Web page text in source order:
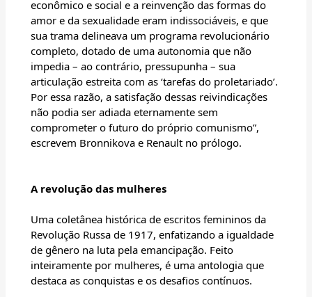
econômico e social e a reinvenção das formas do
amor e da sexualidade eram indissociáveis, e que
sua trama delineava um programa revolucionário
completo, dotado de uma autonomia que não
impedia – ao contrário, pressupunha – sua
articulação estreita com as ‘tarefas do proletariado’.
Por essa razão, a satisfação dessas reivindicações
não podia ser adiada eternamente sem
comprometer o futuro do próprio comunismo”,
escrevem Bronnikova e Renault no prólogo.
A revolução das mulheres
Uma coletânea histórica de escritos femininos da
Revolução Russa de 1917, enfatizando a igualdade
de gênero na luta pela emancipação. Feito
inteiramente por mulheres, é uma antologia que
destaca as conquistas e os desafios contínuos.